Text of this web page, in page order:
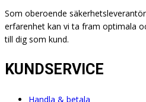
Som oberoende
erfarenhet kan vi ta fram optimala
till dig som kund.
KUNDSERVICE
Handla & betala